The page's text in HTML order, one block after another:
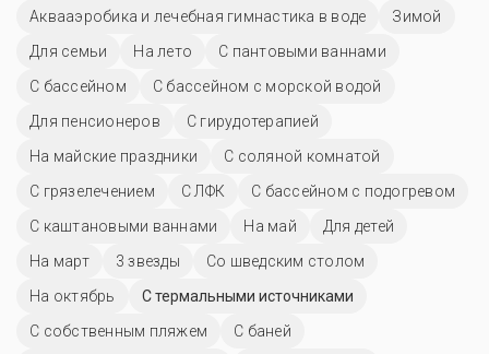
Аквааэробика и лечебная гимнастика в воде
Зимой
Для семьи
На лето
С пантовыми ваннами
C бассейном
С бассейном с морской водой
Для пенсионеров
С гирудотерапией
На майские праздники
С соляной комнатой
С грязелечением
С ЛФК
С бассейном с подогревом
С каштановыми ваннами
На май
Для детей
На март
3 звезды
Со шведским столом
На октябрь
С термальными источниками
С собственным пляжем
С баней